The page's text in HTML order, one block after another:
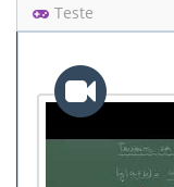
Teste